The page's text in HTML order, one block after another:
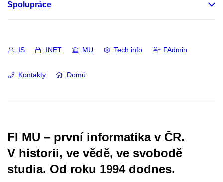
Spolupráce
IS INET MU Tech info FAdmin
Kontakty Domů
FI MU – první informatika v ČR.
V historii, ve vědě, ve svobodě
studia. Od roku 1994 dodnes.